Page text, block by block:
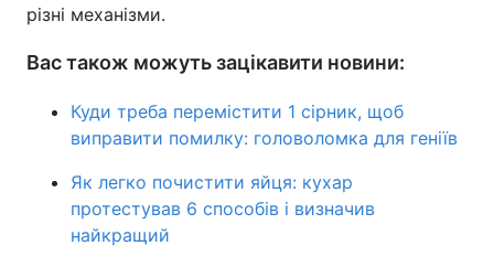
різні механізми.
Вас також можуть зацікавити новини:
Куди треба перемістити 1 сірник, щоб
виправити помилку: головоломка для геніїв
Як легко почистити яйця: кухар
протестував 6 способів і визначив
найкращий